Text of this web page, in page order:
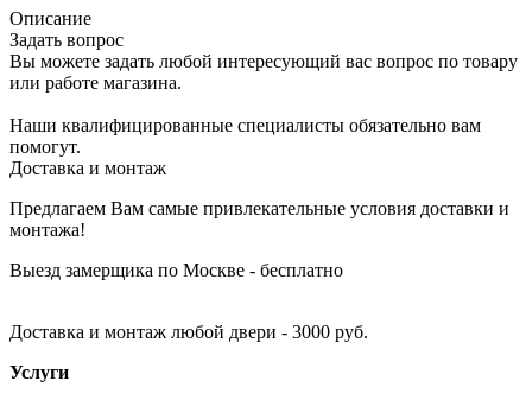
Описание
Задать вопрос
Вы можете задать любой интересующий вас вопрос по товару
или работе магазина.
Наши квалифицированные специалисты обязательно вам
помогут.
Доставка и монтаж
Предлагаем Вам самые привлекательные условия доставки и
монтажа!
Выезд замерщика по Москве - бесплатно
Доставка и монтаж любой двери - 3000 руб.
Услуги